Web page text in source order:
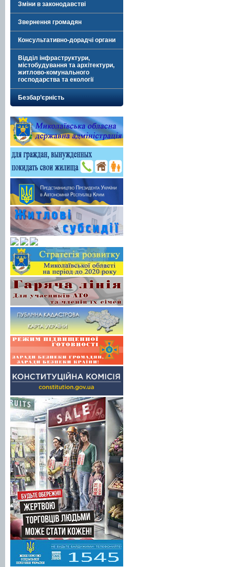
Зміни в законодавстві
Звернення громадян
Консультативно-дорадчі органи
Відділ інфраструктури,
містобудування та архітектури,
житлово-комунального
господарства та екології
Безбар’єрність